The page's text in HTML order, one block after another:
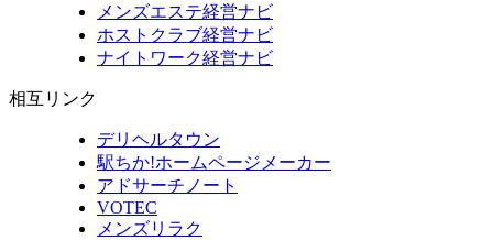
メンズエステ経営ナビ
ホストクラブ経営ナビ
ナイトワーク経営ナビ
相互リンク
デリヘルタウン
駅ちか!ホームページメーカー
アドサーチノート
VOTEC
メンズリラク